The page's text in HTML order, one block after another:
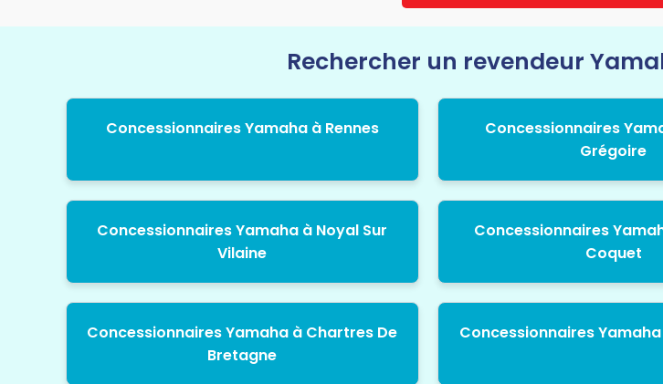
Rechercher un revendeur
Concessionnaires Yamaha à Rennes
Concessionnaires
Grégoire
Concessionnaires Yamaha à Noyal Sur
Vilaine
Concessionnaires
Coquet
Concessionnaires Yamaha à Chartres De
Bretagne
Concessionnaires